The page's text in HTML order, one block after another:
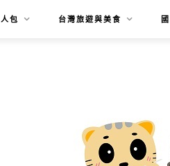
包 台灣旅遊與美食